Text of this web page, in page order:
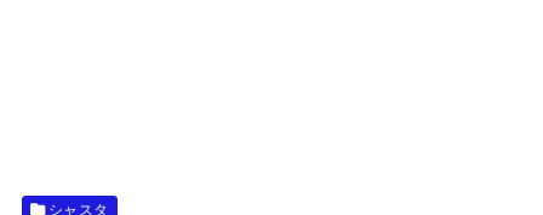
シャスタ